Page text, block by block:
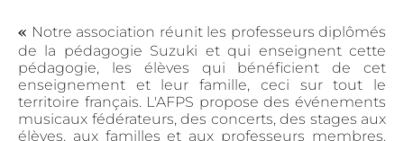
« Notre association réunit les professeurs diplômés
de la pédagogie Suzuki et qui enseignent cette
pédagogie, les élèves qui bénéficient de cet
enseignement et leur famille, ceci sur tout le
territoire français. L'AFPS propose des événements
musicaux fédérateurs, des concerts, des stages aux
élèves, aux familles et aux professeurs membres.